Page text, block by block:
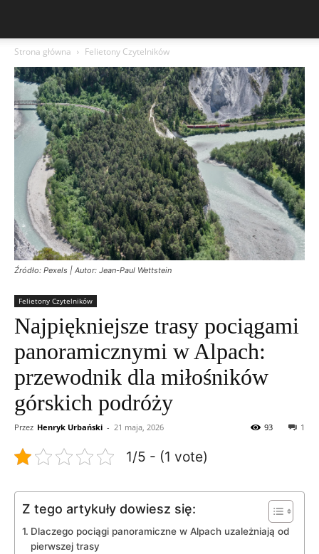
Strona główna Felietony Czytelników
Źródło: Pexels | Autor: Jean-Paul Wettstein
Felietony Czytelników
Najpiękniejsze trasy pociągami
panoramicznymi w Alpach:
przewodnik dla miłośników
górskich podróży
Przez Henryk Urbański - 21 maja, 2026 1
93
1/5 - (1 vote)
Z tego artykuły dowiesz się:
Dlaczego pociągi panoramiczne w Alpach uzależniają od
pierwszej trasy